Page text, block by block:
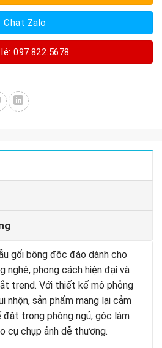
Chat Zalo
097.822.5678
gối bông độc đáo dành cho
nghệ, phong cách hiện đại và
trend. Với thiết kế mô phỏng
nhộn, sản phẩm mang lại cảm
đặt trong phòng ngủ, góc làm
cụ chụp ảnh dễ thương.